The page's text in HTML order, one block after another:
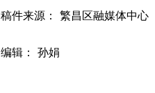
稿件来源： 繁昌区融媒体中心
编辑： 孙娟